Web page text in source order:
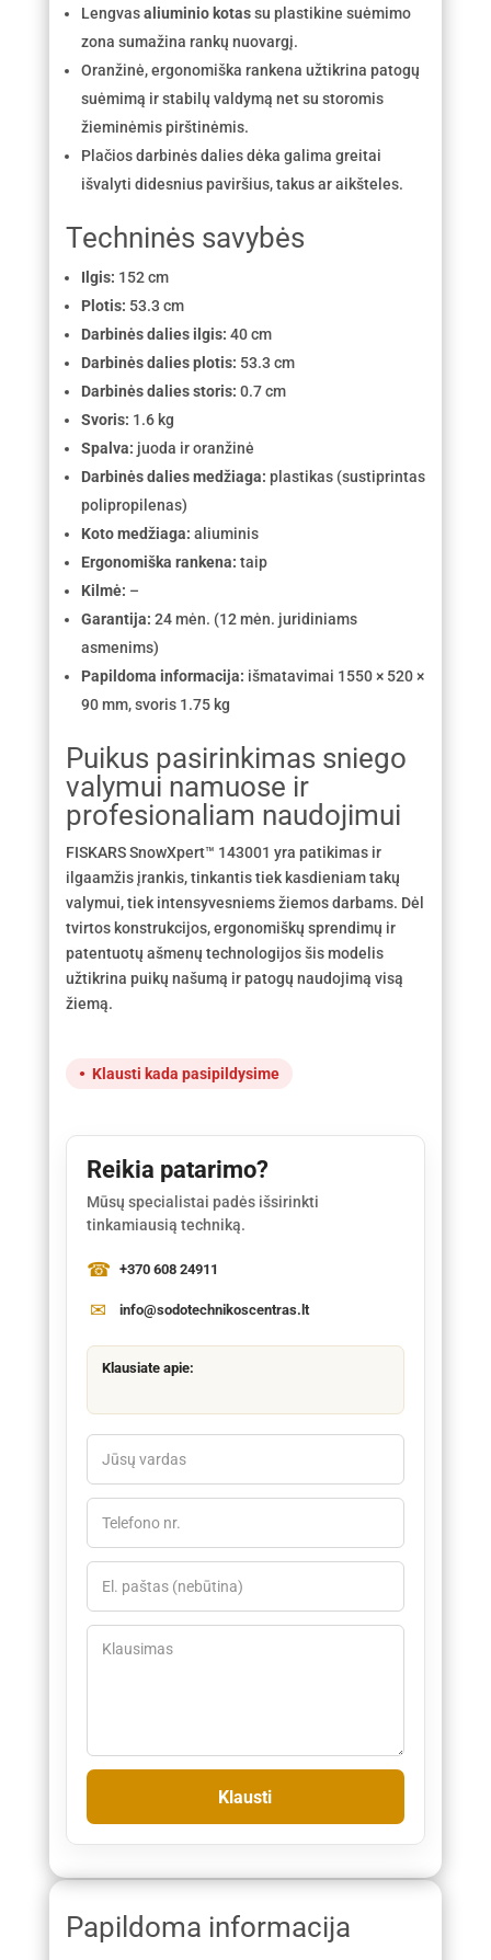
Lengvasaliuminio kotassu plastikine suėmimo
zona sumažina rankų nuovargį.
Oranžinė, ergonomiška rankena užtikrina patogų
suėmimą ir stabilų valdymą net su storomis
žieminėmis pirštinėmis.
Plačios darbinės dalies dėka galima greitai
išvalyti didesnius paviršius, takus ar aikšteles.
Techninės savybės
Ilgis: 152 cm
Plotis: 53.3 cm
Darbinės dalies ilgis: 40 cm
Darbinės dalies plotis: 53.3 cm
Darbinės dalies storis: 0.7 cm
Svoris: 1.6 kg
Spalva: juoda ir oranžinė
Darbinės dalies medžiaga: plastikas (sustiprintas
polipropilenas)
Koto medžiaga: aliuminis
Ergonomiška rankena: taip
Kilmė: –
Garantija: 24 mėn. (12 mėn. juridiniams
asmenims)
Papildoma informacija: išmatavimai 1550 × 520 ×
90 mm, svoris 1.75 kg
Puikus pasirinkimas sniego
valymui namuose ir
profesionaliam naudojimui
FISKARS SnowXpert™ 143001 yra patikimas ir
ilgaamžis įrankis, tinkantis tiek kasdieniam takų
valymui, tiek intensyvesniems žiemos darbams. Dėl
tvirtos konstrukcijos, ergonomiškų sprendimų ir
patentuotų ašmenų technologijos šis modelis
užtikrina puikų našumą ir patogų naudojimą visą
žiemą.
Klausti kada pasipildysime
Reikia patarimo?
Mūsų specialistai padės išsirinkti
tinkamiausią techniką.
+370 608 24911
info@sodotechnikoscentras.lt
Klausiate apie:
Papildoma informacija